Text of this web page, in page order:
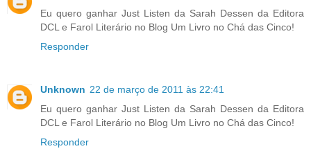
Eu quero ganhar Just Listen da Sarah Dessen da Editora
DCL e Farol Literário no Blog Um Livro no Chá das Cinco!
Responder
Unknown 22 de março de 2011 às 22:41
Eu quero ganhar Just Listen da Sarah Dessen da Editora
DCL e Farol Literário no Blog Um Livro no Chá das Cinco!
Responder